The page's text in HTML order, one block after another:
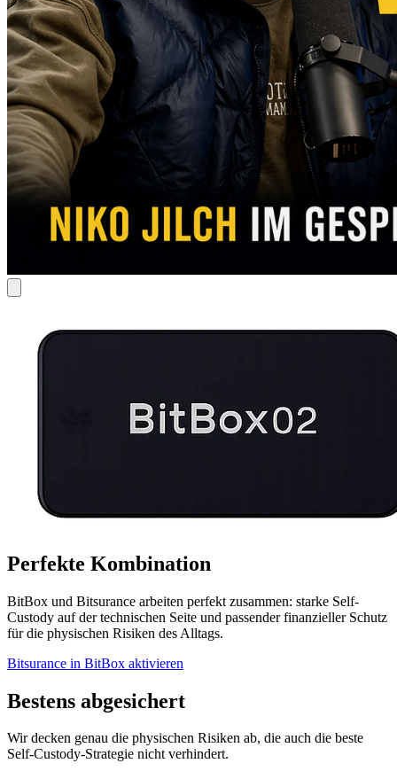
Perfekte Kombination
BitBox und Bitsurance arbeiten perfekt zusammen: starke Self-
Custody auf der technischen Seite und passender finanzieller Schutz
für die physischen Risiken des Alltags.
Bitsurance in BitBox aktivieren
Bestens abgesichert
Wir decken genau die physischen Risiken ab, die auch die beste
Self-Custody-Strategie nicht verhindert.